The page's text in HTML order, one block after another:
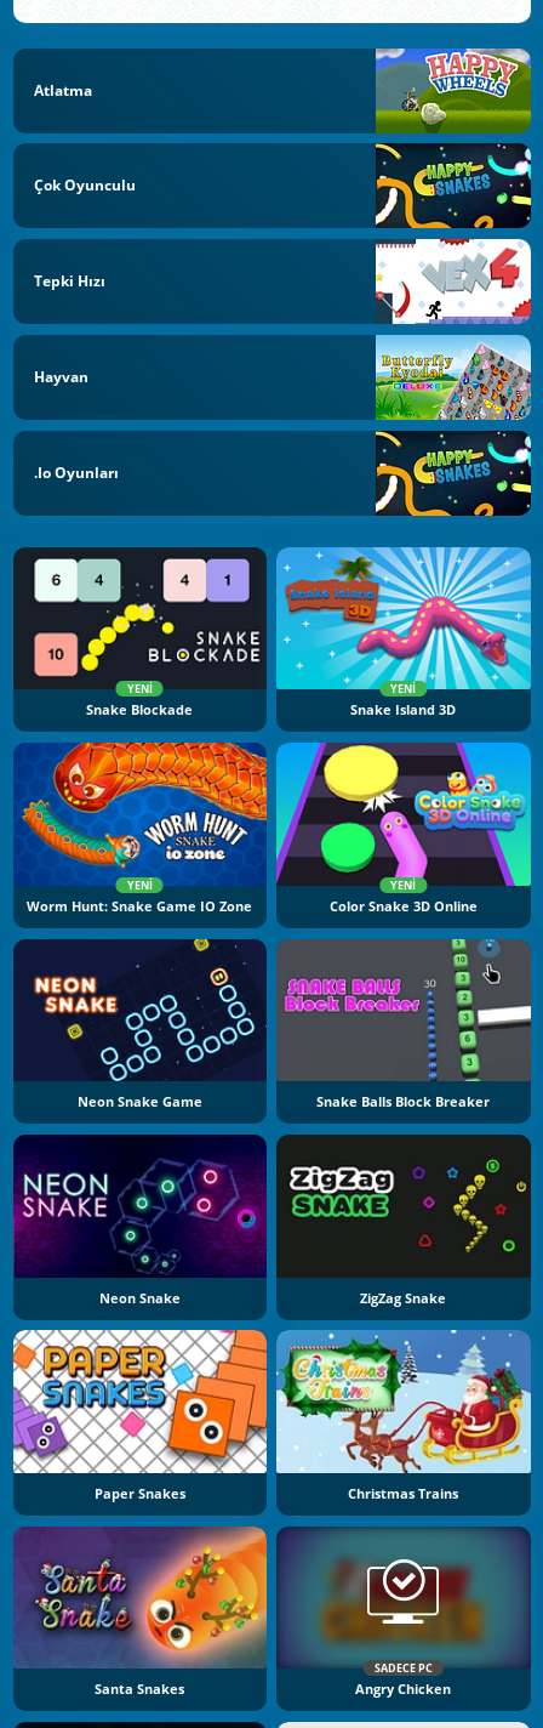
Atlatma
Çok Oyunculu
Tepki Hızı
Hayvan
.io Oyunları
YENI
Snake Blockade
YENI
Snake Island 3D
YENI
Worm Hunt: Snake Game IO Zone
YENI
Color Snake 3D Online
Neon Snake Game Snake Balls Block Breaker
Neon Snake ZigZag Snake
Paper Snakes Christmas Trains
Santa Snakes
SADECE PC
Angry Chicken